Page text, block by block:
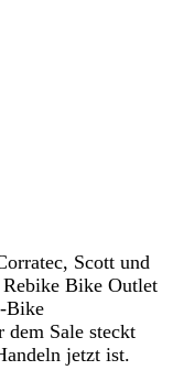
Scott und
Bike Outlet
Bike
Sale steckt
jetzt ist.